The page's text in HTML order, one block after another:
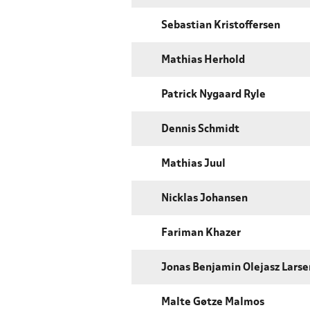
Sebastian Kristoffersen
Mathias Herhold
Patrick Nygaard Ryle
Dennis Schmidt
Mathias Juul
Nicklas Johansen
Fariman Khazer
Jonas Benjamin Olejasz
Malte Gøtze Malmos